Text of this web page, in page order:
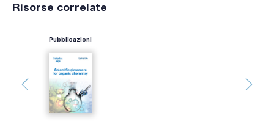
Risorse correlate
Pubblicazioni